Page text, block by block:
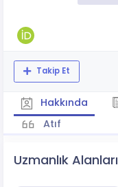
Takip Et
Hakkında
Atıf
Uzmanlık Alanları